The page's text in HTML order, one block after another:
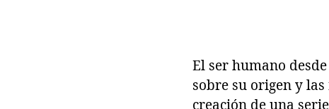
El ser humano
sobre su origen y
creación de una